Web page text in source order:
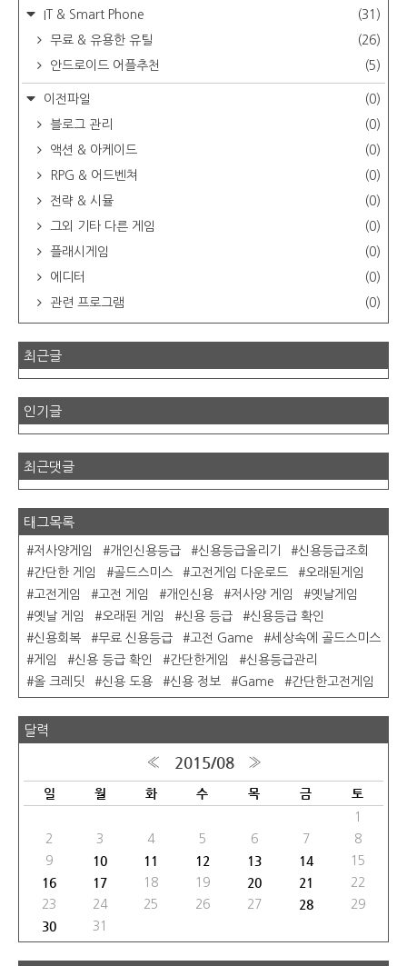
IT & Smart Phone
(31)
무료 & 유용한 유틸
(26)
안드로이드 어플추천
(5)
이전파일
(0)
블로그 관리
(0)
액션 & 아케이드
(0)
RPG & 어드벤쳐
(0)
전략 & 시뮬
(0)
그외 기타 다른 게임
(0)
플래시게임
(0)
에디터
(0)
관련 프로그램
(0)
최근글
인기글
최근댓글
태그목록
저사양게임 개인신용등급 신용등급올리기
신용등급조회
간단한 게임
골드스미스 고전게임 다운로드
오래된게임
고전게임
고전 게임 개인신용 저사양 게임
옛날게임
옛날 게임
오래된 게임 신용 등급
신용등급 확인
신용회복
무료 신용등급 고전 Game
세상속에 골드스미스
게임
신용 등급 확인 간단한게임
신용등급관리
올 크레딧
신용 도용 신용 정보 Game 간단한고전게임
달력
« 2015/08 »
일 월 화 수 목 금 토
1
2
3 4 5 6 7
8
9
10 11 12 13 14 15
16 17 18 19 20 21
22
23
24 25 26 27 28 29
30 31